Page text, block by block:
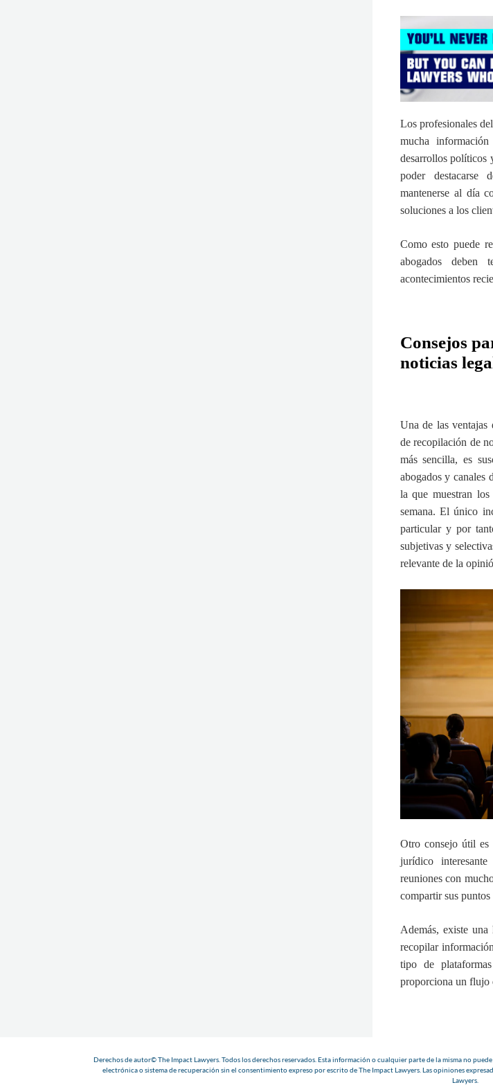
Los profesionales
mucha
desarrollos políticos
poder destacarse
mantenerse al día
soluciones a los
Como esto puede
abogados
acontecimientos
Consejos
noticias
Una de las ventajas
de recopilación de
más sencilla, es
abogados y canales
la que muestran
semana. El único
particular y por
subjetivas y
relevante de la
Otro consejo útil es
jurídico
reuniones con
compartir sus
Además, existe
recopilar
tipo de
proporciona un flujo
Derechos de autor© The Impact Lawyers. Todos los derechos reservados. Esta información o cualquier parte de la misma no
electrónica o sistema de recuperación sin el consentimiento expreso por escrito de The Impact Lawyers. Las opiniones
Lawyers.